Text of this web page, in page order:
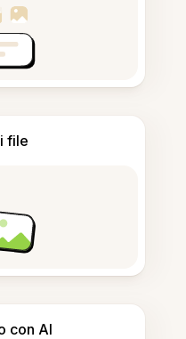
file
con AI